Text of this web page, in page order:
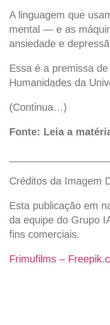
A linguagem que
mental — e as
ansiedade e
Essa é a premissa
Humanidades da
(Continua…)
Fonte: Leia a
Créditos da Imagem
Esta publicação em
da equipe do Grupo
fins comerciais.
Frimufilms –